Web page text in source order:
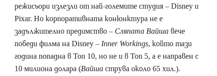
режисьори излезли от най-големите студия – Disney и
Pixar. Но корпоративната конюнктура не е
задължително предимство – Сляпата Вайша вече
победи филма на Disney –Inner Workings, който тази
година попадна в Топ 10, но не и в Топ 5, а е направен с
10 милиона долара (Вайшаструва около 65 хил.).